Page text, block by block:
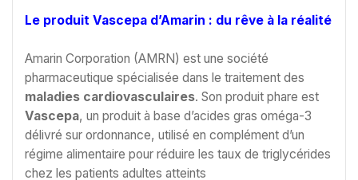
Le produit Vascepa d’Amarin : du rêve à la réalité
Amarin Corporation (AMRN) est une société
pharmaceutique spécialisée dans le traitement des
maladies cardiovasculaires. Son produit phare est
Vascepa, un produit à base d’acides gras oméga-3
délivré sur ordonnance, utilisé en complément d’un
régime alimentaire pour réduire les taux de triglycérides
chez les patients adultes atteints